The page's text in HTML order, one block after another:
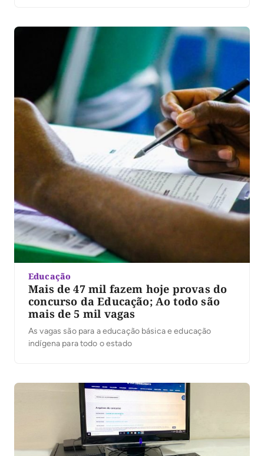
Educação
Mais de 47 mil fazem hoje provas do
concurso da Educação; Ao todo são
mais de 5 mil vagas
As vagas são para a educação básica e educação
indígena para todo o estado